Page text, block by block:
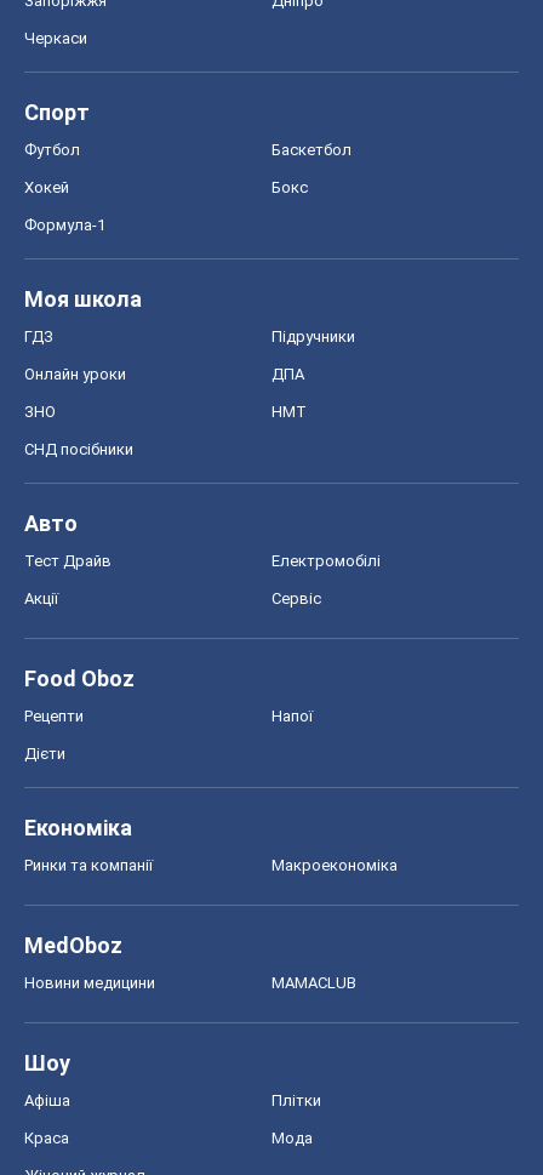
Черкаси
Спорт
Футбол Баскетбол
Хокей Бокс
Формула-1
Моя школа
ГДЗ Підручники
Онлайн уроки ДПА
ЗНО НМТ
СНД посібники
Авто
Тест Драйв Електромобілі
Акції Сервіс
Food Oboz
Рецепти Напої
Дієти
Економіка
Ринки та компанії Макроекономіка
MedOboz
Новини медицини MAMACLUB
Шоу
Афіша Плітки
Краса Мода